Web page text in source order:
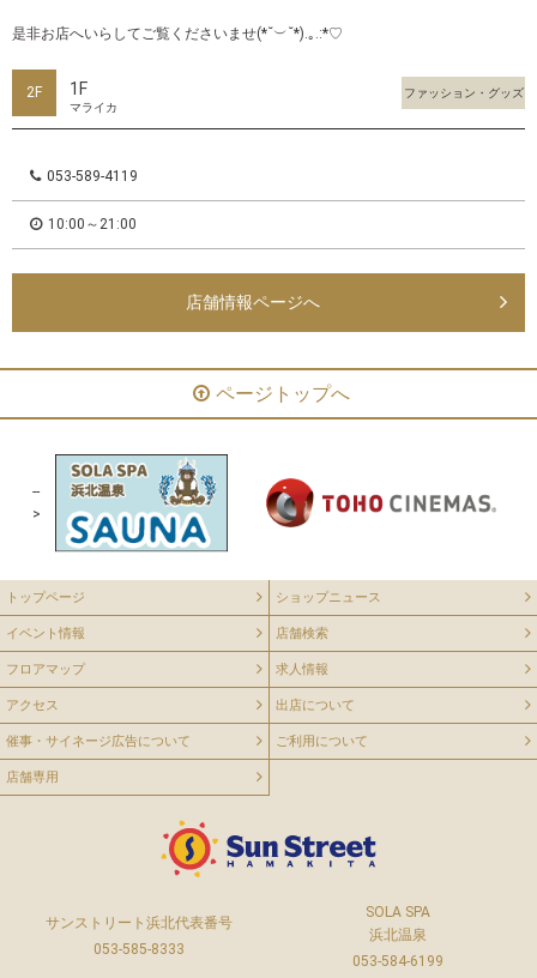
是非お店へいらしてご覧くださいませ(*˘︶˘*).｡.:*♡
2F 1F
マライカ
ファッション・グッズ
053-589-4119
10:00～21:00
店舗情報ページへ
ページトップへ
--
>
トップページ ショップニュース
イベント情報 店舗検索
フロアマップ 求人情報
アクセス 出店について
催事・サイネージ広告について ご利用について
店舗専用
サンストリート浜北代表番号
053-585-8333
SOLA SPA
浜北温泉
053-584-6199